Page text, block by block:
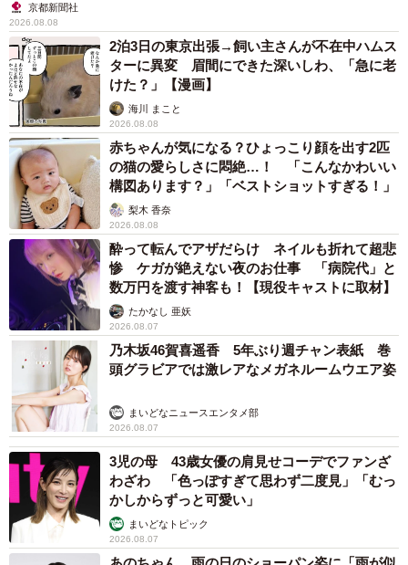
京都新聞社
2026.08.08
2泊3日の東京出張→飼い主さんが不在中ハムス
ターに異変 眉間にできた深いしわ、「急に老
けた？」【漫画】
海川 まこと
2026.08.08
赤ちゃんが気になる？ひょっこり顔を出す2匹
の猫の愛らしさに悶絶…！ 「こんなかわいい
構図あります？」「ベストショットすぎる！」
梨木 香奈
2026.08.08
酔って転んでアザだらけ ネイルも折れて超悲
惨 ケガが絶えない夜のお仕事 「病院代」と
数万円を渡す神客も！【現役キャストに取材】
たかなし 亜妖
2026.08.07
乃木坂46賀喜遥香 5年ぶり週チャン表紙 巻
頭グラビアでは激レアなメガネルームウエア姿
まいどなニュースエンタメ部
2026.08.07
3児の母 43歳女優の肩見せコーデでファンざ
わざわ 「色っぽすぎて思わず二度見」「むっ
かしからずっと可愛い」
まいどなトピック
2026.08.07